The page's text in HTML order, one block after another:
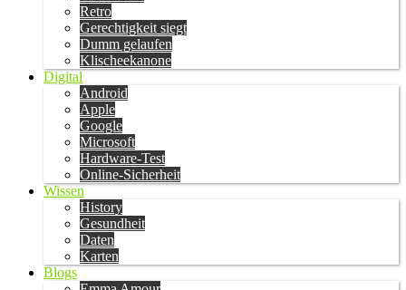
Retro
Gerechtigkeit siegt
Dumm gelaufen
Klischeekanone
Digital
Android
Apple
Google
Microsoft
Hardware-Test
Online-Sicherheit
Wissen
History
Gesundheit
Daten
Karten
Blogs